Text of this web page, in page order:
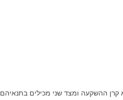
קרן ההשקעה ומצד שני מכילים בתנאיהם